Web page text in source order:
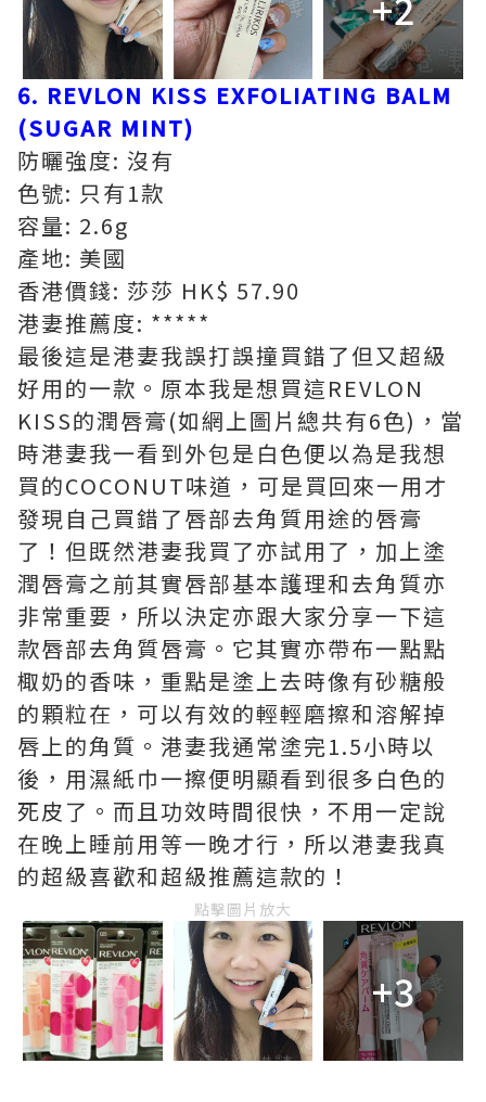
6. REVLON KISS EXFOLIATING BALM
(SUGAR MINT)
防曬強度: 沒有
色號: 只有1款
容量: 2.6g
產地: 美國
香港價錢: 莎莎 HK$ 57.90
港妻推薦度: *****
最後這是港妻我誤打誤撞買錯了但又超級
好用的一款。原本我是想買這REVLON
KISS的潤唇膏(如網上圖片總共有6色)，當
時港妻我一看到外包是白色便以為是我想
買的COCONUT味道，可是買回來一用才
發現自己買錯了唇部去角質用途的唇膏
了！但既然港妻我買了亦試用了，加上塗
潤唇膏之前其實唇部基本護理和去角質亦
非常重要，所以決定亦跟大家分享一下這
款唇部去角質唇膏。它其實亦帶布一點點
棷奶的香味，重點是塗上去時像有砂糖般
的顆粒在，可以有效的輕輕磨擦和溶解掉
唇上的角質。港妻我通常塗完1.5小時以
後，用濕紙巾一擦便明顯看到很多白色的
死皮了。而且功效時間很快，不用一定說
在晚上睡前用等一晚才行，所以港妻我真
的超級喜歡和超級推薦這款的！
點擊圖片放大
+3